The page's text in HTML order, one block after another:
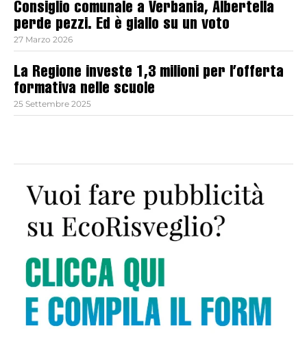
Consiglio comunale a Verbania, Albertella
perde pezzi. Ed è giallo su un voto
27 Marzo 2026
La Regione investe 1,3 milioni per l’offerta
formativa nelle scuole
25 Settembre 2025